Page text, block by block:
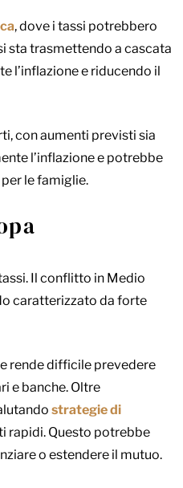
, dove i tassi potrebbero
sta trasmettendo a cascata
l’inflazione e riducendo il
con aumenti previsti sia
l’inflazione e potrebbe
le famiglie.
Il conflitto in Medio
caratterizzato da forte
rende difficile prevedere
e banche. Oltre
strategie di
rapidi. Questo potrebbe
o estendere il mutuo.